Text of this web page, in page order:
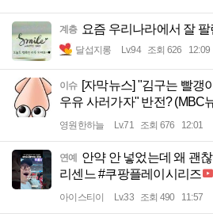
계층 요즘 우리나라에서 잘
달섭지롱 Lv.94 조회 626 12:09
이슈 [자막뉴스] "김구는 빨갱
우유 사러가자" 반전? (MBC
영원한하늘 Lv.71 조회 676 12:01
연예
안약 안 넣었는데 왜 괜
리센느 #쿠팡플레이시리즈
아이스티이 Lv.33 조회 490 11:57